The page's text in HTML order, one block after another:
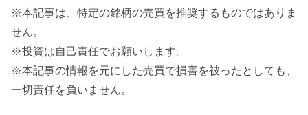
※本記事は、特定の銘柄の売買を推奨するものではありま
せん。
※投資は自己責任でお願いします。
※本記事の情報を元にした売買で損害を被ったとしても、
一切責任を負いません。